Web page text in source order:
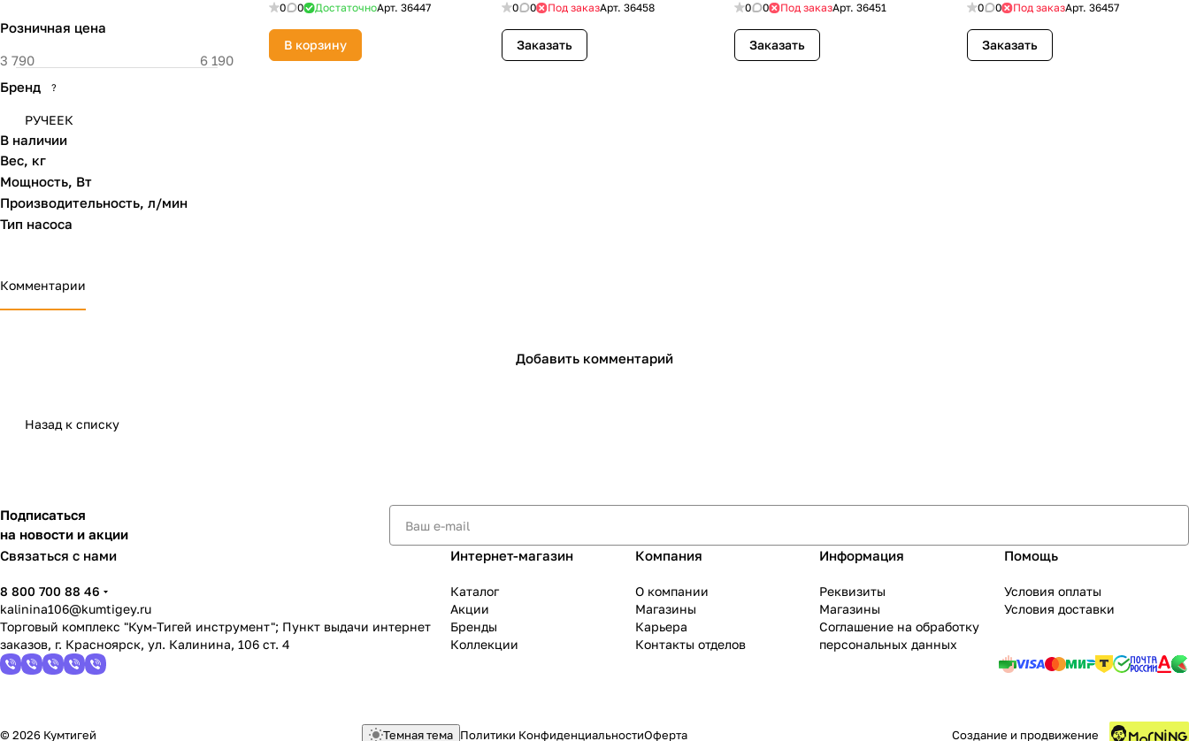
Розничная цена
Бренд ?
РУЧЕЕК
В наличии
Вес, кг
Мощность, Вт
Производительность, л/мин
Тип насоса
0 0 ДостаточноАрт. 36447
В корзину
0 0 Под заказАрт. 36458
Заказать
0 0 Под заказАрт. 36451
Заказать
0 0 Под заказАрт. 36457
Заказать
Комментарии
Добавить комментарий
Назад к списку
Подписаться
на новости и акции
Связаться с нами
8 800 700 88 46
kalinina106@kumtigey.ru
Торговый комплекс "Кум-Тигей инструмент"; Пункт выдачи интернет
заказов, г. Красноярск, ул. Калинина, 106 ст. 4
Интернет-магазин
Каталог
Акции
Бренды
Коллекции
Компания
О компании
Магазины
Карьера
Контакты отделов
Информация
Реквизиты
Магазины
Соглашение на обработку
персональных данных
Помощь
Условия оплаты
Условия доставки
© 2026 Кумтигей Темная тема Политики КонфиденциальностиОферта Создание и продвижение
об оплате Плайтом